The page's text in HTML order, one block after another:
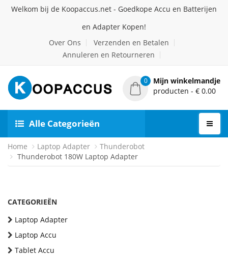
Welkom bij de Koopaccus.net - Goedkope Accu en Batterijen
en Adapter Kopen!
Over Ons
Verzenden en Betalen
Annuleren en Retourneren
0
Mijn winkelmandje
producten - € 0.00
Alle Categorieën
Home Laptop Adapter
Thunderobot
Thunderobot 180W Laptop Adapter
CATEGORIEËN
Laptop Adapter
Laptop Accu
Tablet Accu